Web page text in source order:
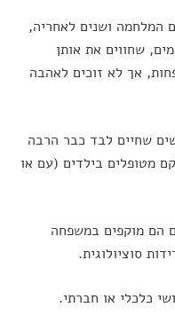
המלחמה ושנים לאחריה,
שחווים את אותן
אך לא זוכים לאהבה
שחיים לבד כבר הרבה
מטופלים בילדים (עם או
הם מוקפים במשפחה
סוציולוגית.
כלכלי או חברתי.